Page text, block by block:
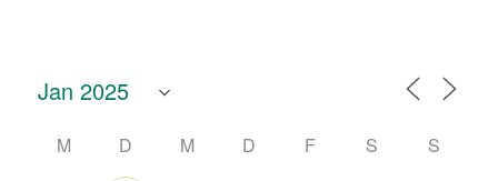
M D M D F S
S